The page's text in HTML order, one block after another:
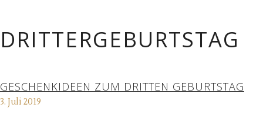
DRITTERGEBURTSTAG
GESCHENKIDEEN ZUM DRITTEN GEBURTSTAG
3. Juli 2019